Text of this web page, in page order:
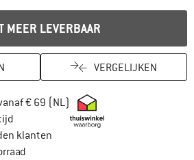
MEER LEVERBAAR
VERGELIJKEN
€ 69 (NL) Vind hier de
Vind de betalingsinformatie hier!
klanten